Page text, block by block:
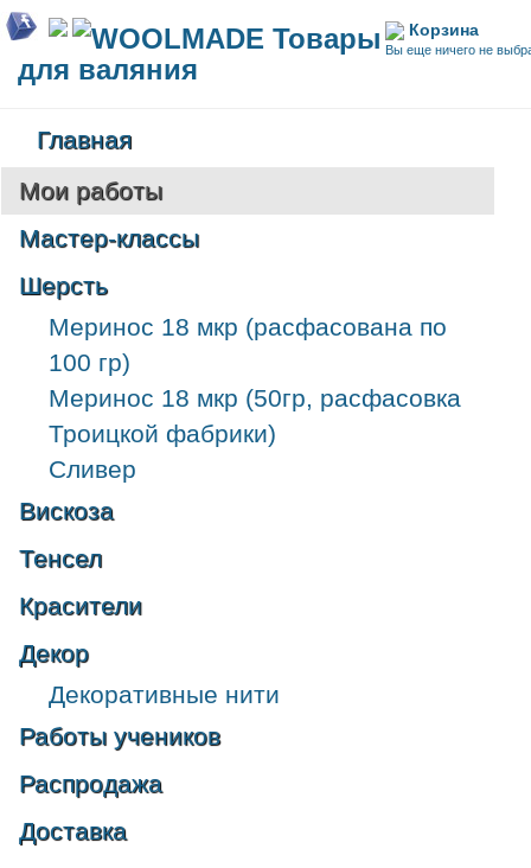
Корзина
Вы еще ничего не
WOOLMADE Товары
для валяния
Главная
Мои работы
Мастер-классы
Шерсть
Меринос 18 мкр (расфасована по
100 гр)
Меринос 18 мкр (50гр, расфасовка
Троицкой фабрики)
Сливер
Вискоза
Тенсел
Красители
Декор
Декоративные нити
Работы учеников
Распродажа
Доставка